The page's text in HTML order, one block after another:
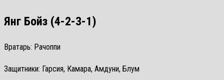
Янг Бойз (4-2-3-1)
Вратарь: Рачоппи
Защитники: Гарсия, Камара, Амдуни, Блум